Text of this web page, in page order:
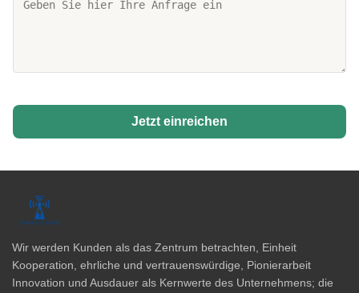
Jetzt einreichen
Wir werden Kunden als das Zentrum betrachten, Einheit
Kooperation, ehrliche und vertrauenswürdige, Pionierarbeit
Innovation und Ausdauer als Kernwerte des Unternehmens; die